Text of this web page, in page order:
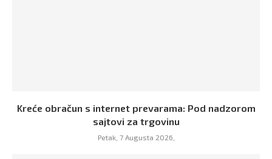
Kreće obračun s internet prevarama: Pod nadzorom
sajtovi za trgovinu
Petak, 7 Augusta 2026,